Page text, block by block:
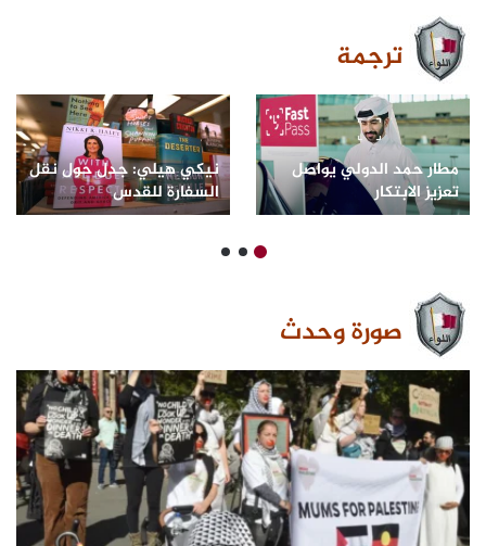
ترجمة
مطار حمد الدولي يواصل
تعزيز الابتكار
ومواكبة التوجه العالمي
نيكي هيلي: جدل حول نقل
السفارة للقدس
صورة وحدث